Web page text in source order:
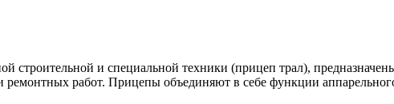
строительной и специальной техники (прицеп трал),
ремонтных работ. Прицепы объединяют в себе функции